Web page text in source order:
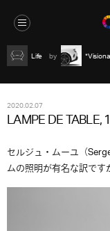
Life
2020.02.07
LAMPE DE TABLE,
セルジュ・ムーユ（
ムの照明が有名な訳です